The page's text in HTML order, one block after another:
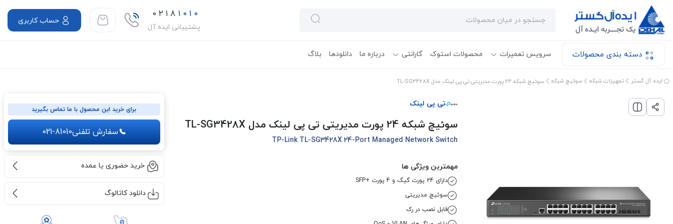
۰۲۱۸ ۱۰۱۰
پشتیبانی ایده آل
حساب کاربری
دسته بندی محصولات سرویس تعمیرات محصولات استوک گارانتی درباره ما دانلودها بلاگ
ایده آل گستر تجهیزات شبکه سوئیچ شبکه سوئیچ شبکه 24 پورت مدیریتی تی پی لینک مدل TL-SG3428X
تی پی لینک
سوئیچ شبکه 24 پورت مدیریتی تی پی لینک مدل TL-SG3428X
TP-Link TL-SG3428X 24-Port Managed Network Switch
مهمترین ویژگی ها
دارای 24 پورت گیگ و 4 پورت +SFP
سوئیچ مدیریتی
قابل نصب در رک
برای خرید این محصول با ما تماس بگیرید
سفارش تلفنی021-81010
خرید حضوری یا عمده
دانلود کاتالوگ